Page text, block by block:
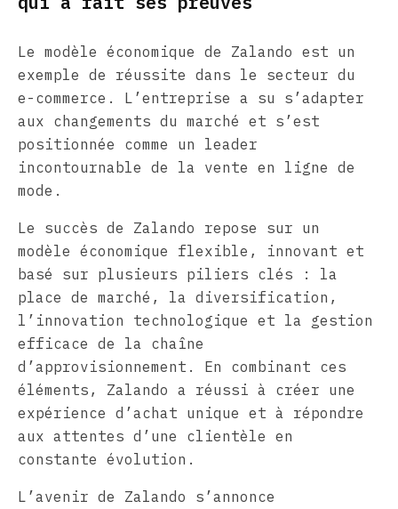
Le modèle économique de Zalando est un
exemple de réussite dans le secteur du
e-commerce. L’entreprise a su s’adapter
aux changements du marché et s’est
positionnée comme un leader
incontournable de la vente en ligne de
mode.
Le succès de Zalando repose sur un
modèle économique flexible, innovant et
basé sur plusieurs piliers clés : la
place de marché, la diversification,
l’innovation technologique et la gestion
efficace de la chaîne
d’approvisionnement. En combinant ces
éléments, Zalando a réussi à créer une
expérience d’achat unique et à répondre
aux attentes d’une clientèle en
constante évolution.
L’avenir de Zalando s’annonce